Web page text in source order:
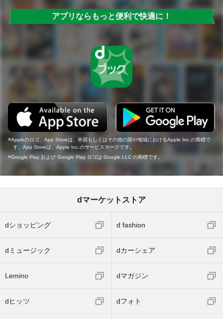
アプリならもっと便利で快適に！
Appleのロゴ、App Storeは、米国もしくはその他の国や地域におけるApple Inc.の商標で
す。App Storeは、Apple Inc.のサービスマークです。
Google Play および Google Play ロゴは Google LLC の商標です。
dマーケットストア
dショッピング d fashion
dミュージック dカーシェア
Lemino dマガジン
dヒッツ dフォト